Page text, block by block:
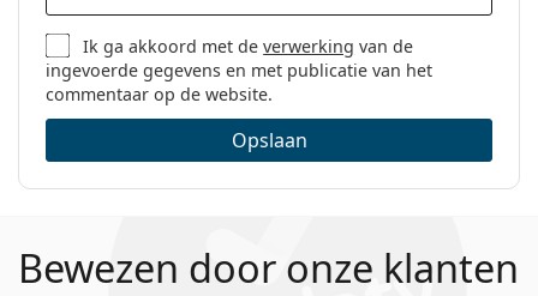
Ik ga akkoord met deverwerking van de
ingevoerde gegevens en met publicatie van het
commentaar op de website.
Opslaan
Bewezen door onze klanten